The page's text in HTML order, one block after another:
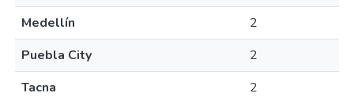
Medellín
2
Puebla City
2
Tacna
2